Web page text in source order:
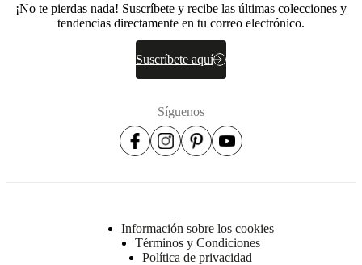
¡No te pierdas nada! Suscríbete y recibe las últimas colecciones y
tendencias directamente en tu correo electrónico.
Suscríbete aquí
Síguenos
Información sobre los cookies
Términos y Condiciones
Política de privacidad